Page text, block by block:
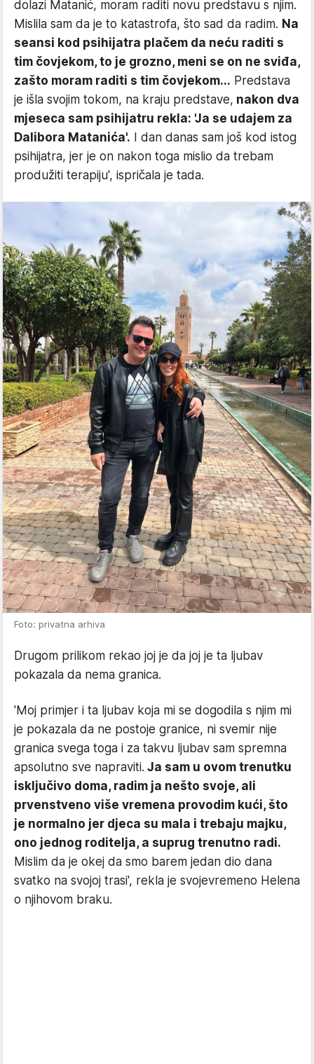
dolazi Matanić, moram raditi novu predstavu s njim.
Mislila sam da je to katastrofa, što sad da radim. Na
seansi kod psihijatra plačem da neću raditi s
tim čovjekom, to je grozno, meni se on ne sviđa,
zašto moram raditi s tim čovjekom... Predstava
je išla svojim tokom, na kraju predstave, nakon dva
mjeseca sam psihijatru rekla: 'Ja se udajem za
Dalibora Matanića'. I dan danas sam još kod istog
psihijatra, jer je on nakon toga mislio da trebam
produžiti terapiju', ispričala je tada.
Foto: privatna arhiva
Drugom prilikom rekao joj je da joj je ta ljubav
pokazala da nema granica.
'Moj primjer i ta ljubav koja mi se dogodila s njim mi
je pokazala da ne postoje granice, ni svemir nije
granica svega toga i za takvu ljubav sam spremna
apsolutno sve napraviti. Ja sam u ovom trenutku
isključivo doma, radim ja nešto svoje, ali
prvenstveno više vremena provodim kući, što
je normalno jer djeca su mala i trebaju majku,
ono jednog roditelja, a suprug trenutno radi.
Mislim da je okej da smo barem jedan dio dana
svatko na svojoj trasi', rekla je svojevremeno Helena
o njihovom braku.